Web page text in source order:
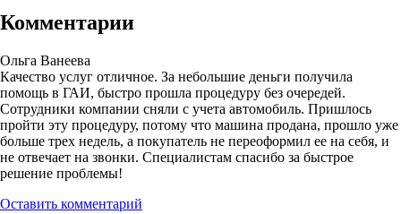
Комментарии
Ольга Ванеева
Качество услуг отличное. За небольшие деньги получила
помощь в ГАИ, быстро прошла процедуру без очередей.
Сотрудники компании сняли с учета автомобиль. Пришлось
пройти эту процедуру, потому что машина продана, прошло уже
больше трех недель, а покупатель не переоформил ее на себя, и
не отвечает на звонки. Специалистам спасибо за быстрое
решение проблемы!
Оставить комментарий